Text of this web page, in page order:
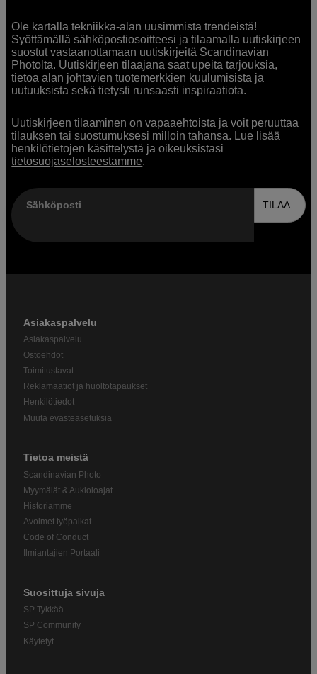
Ole kartalla tekniikka-alan uusimmista trendeistä!
Syöttämällä sähköpostiosoitteesi ja tilaamalla uutiskirjeen
suostut vastaanottamaan uutiskirjeitä Scandinavian
Photolta. Uutiskirjeen tilaajana saat upeita tarjouksia,
tietoa alan johtavien tuotemerkkien kuulumisista ja
uutuuksista sekä tietysti runsaasti inspiraatiota.
Uutiskirjeen tilaaminen on vapaaehtoista ja voit peruuttaa
tilauksen tai suostumuksesi milloin tahansa. Lue lisää
henkilötietojen käsittelystä ja oikeuksistasi
tietosuojaselosteestamme.
Sähköposti TILAA
Asiakaspalvelu
Asiakaspalvelu
Ostoehdot
Toimitustavat
Reklamaatiot ja huoltotapaukset
Henkilötiedot
Muuta evästeasetuksia
Tietoa meistä
Scandinavian Photo
Myymälät & Aukioloajat
Historiamme
Avoimet työpaikat
Code of Conduct
Ilmiantajien Portaali
Suosittuja sivuja
SP Tykkää
SP Community
Käytetyt